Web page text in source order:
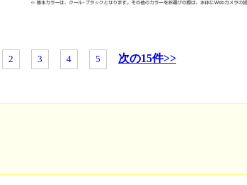
2 3 4 5 次の15件>>